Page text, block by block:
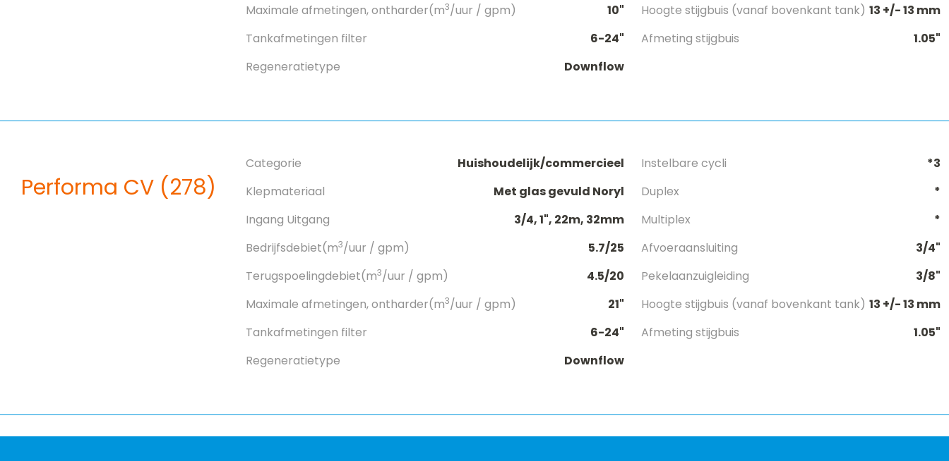
Maximale afmetingen, ontharder(m3/uur / gpm)
10"
Tankafmetingen filter
6-24"
Regeneratietype
Downflow
Hoogte stijgbuis (vanaf bovenkant tank) 13 +/- 13 mm
Afmeting stijgbuis
1.05"
Performa CV (278)
Categorie
Huishoudelijk/commercieel
Klepmateriaal
Met glas gevuld Noryl
Ingang Uitgang
3/4, 1", 22m, 32mm
Bedrijfsdebiet(m3/uur / gpm)
5.7/25
Terugspoelingdebiet(m3/uur / gpm)
4.5/20
Maximale afmetingen, ontharder(m3/uur / gpm)
21"
Tankafmetingen filter
6-24"
Regeneratietype
Downflow
Instelbare cycli
*3
Duplex
*
Multiplex
*
Afvoeraansluiting
3/4"
Pekelaanzuigleiding
3/8"
Hoogte stijgbuis (vanaf bovenkant tank) 13 +/- 13 mm
Afmeting stijgbuis
1.05"